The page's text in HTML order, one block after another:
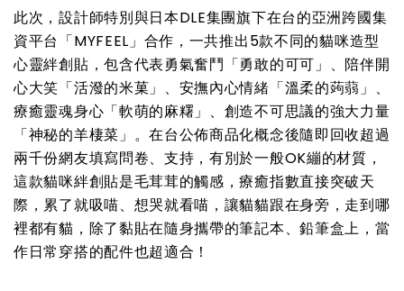
此次，設計師特別與日本DLE集團旗下在台的亞洲跨國集
資平台「MYFEEL」合作，一共推出5款不同的貓咪造型
心靈絆創貼，包含代表勇氣奮鬥「勇敢的可可」、陪伴開
心大笑「活潑的米菓」、安撫內心情緒「溫柔的蒟蒻」、
療癒靈魂身心「軟萌的麻糬」、創造不可思議的強大力量
「神秘的羊棲菜」。在台公佈商品化概念後隨即回收超過
兩千份網友填寫問卷、支持，有別於一般OK繃的材質，
這款貓咪絆創貼是毛茸茸的觸感，療癒指數直接突破天
際，累了就吸喵、想哭就看喵，讓貓貓跟在身旁，走到哪
裡都有貓，除了黏貼在隨身攜帶的筆記本、鉛筆盒上，當
作日常穿搭的配件也超適合！